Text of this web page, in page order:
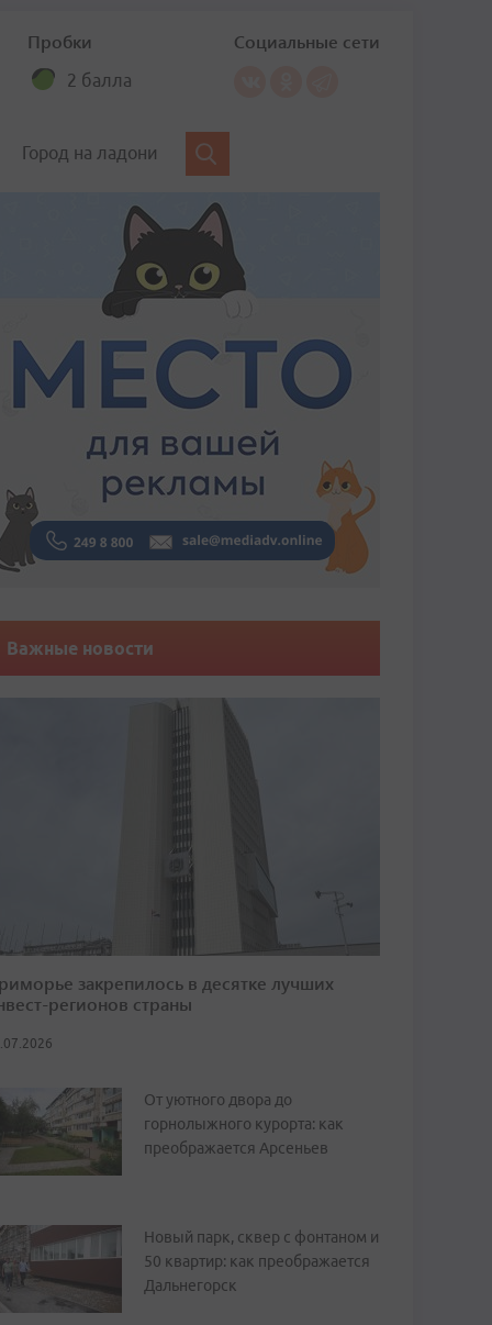
Пробки
2 балла
Социальные сети
Город на ладони
Важные новости
закрепилось в десятке лучших
регионов страны
От уютного двора до
горнолыжного курорта: как
преображается Арсеньев
Новый парк, сквер с фонтаном и
50 квартир: как преображается
Дальнегорск